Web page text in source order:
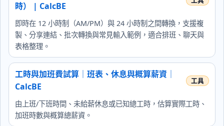
時） | CalcBE
即時在 12 小時制（AM/PM）與 24 小時制之間轉換，支援複
製、分享連結、批次轉換與常見輸入範例，適合排班、聊天與
表格整理。
工時與加班費試算｜班表、休息與概算薪資｜
CalcBE
由上班/下班時間、未給薪休息或已知總工時，估算實際工時、
加班時數與概算總薪資。